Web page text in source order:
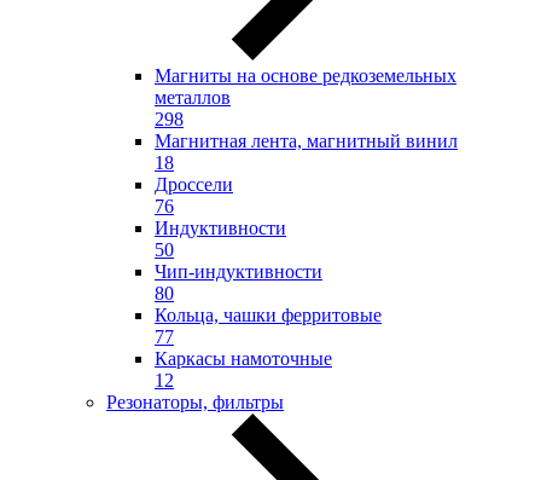
Магниты на основе редкоземельных
металлов
298
Магнитная лента, магнитный винил
18
Дроссели
76
Индуктивности
50
Чип-индуктивности
80
Кольца, чашки ферритовые
77
Каркасы намоточные
12
Резонаторы, фильтры